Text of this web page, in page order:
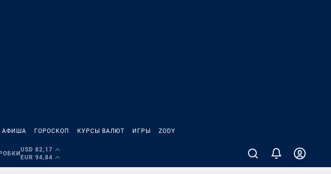
АФИША ГОРОСКОП КУРСЫ ВАЛЮТ ИГРЫ ZODY
USD 82,17
EUR 94,84